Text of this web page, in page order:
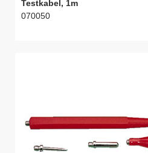
Testkabel, 1m
070050